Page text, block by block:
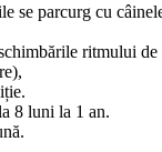
se parcurg cu
ritmului
8 luni la 1 an.